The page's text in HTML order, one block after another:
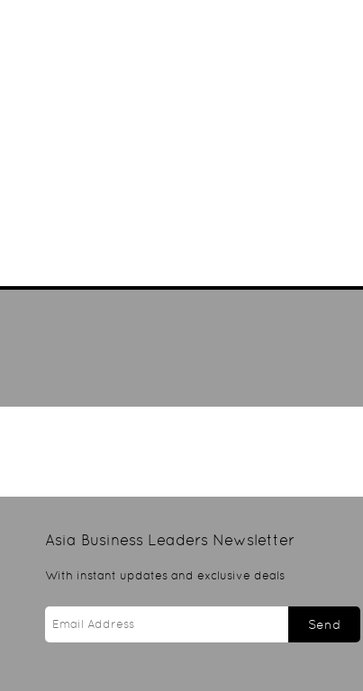
Asia Business Leaders Newsletter
With instant updates and exclusive deals
Send